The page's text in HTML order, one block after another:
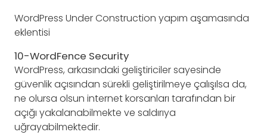
WordPress Under Construction yapım aşamasında
eklentisi
10-WordFence Security
WordPress, arkasındaki geliştiriciler sayesinde
güvenlik açısından sürekli geliştirilmeye çalışılsa da,
ne olursa olsun internet korsanları tarafından bir
açığı yakalanabilmekte ve saldırıya
uğrayabilmektedir.